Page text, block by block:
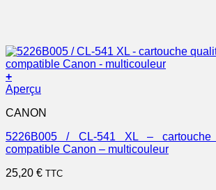
+
Aperçu
CANON
5226B005 / CL-541 XL – cartouche
compatible Canon – multicouleur
25,20 € TTC